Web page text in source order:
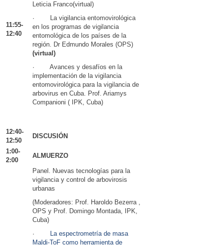
11:55-
12:40
Leticia Franco(virtual)
· La vigilancia entomovirológica
en los programas de vigilancia
entomológica de los países de la
región. Dr Edmundo Morales (OPS)
(virtual)
· Avances y desafíos en la
implementación de la vigilancia
entomovirológica para la vigilancia de
arbovirus en Cuba. Prof. Ariamys
Companioni ( IPK, Cuba)
12:40-
12:50
DISCUSIÓN
1:00-
2:00
ALMUERZO
Panel. Nuevas tecnologías para la
vigilancia y control de arbovirosis
urbanas
(Moderadores: Prof. Haroldo Bezerra ,
OPS y Prof. Domingo Montada, IPK,
Cuba)
·
La espectrometría de masa
Maldi-ToF como herramienta de